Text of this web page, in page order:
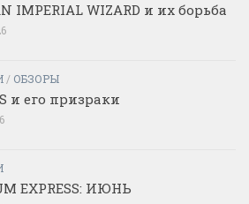
IMPERIAL WIZARD и их борьба
/ ОБЗОРЫ
и его призраки
EXPRESS: ИЮНЬ